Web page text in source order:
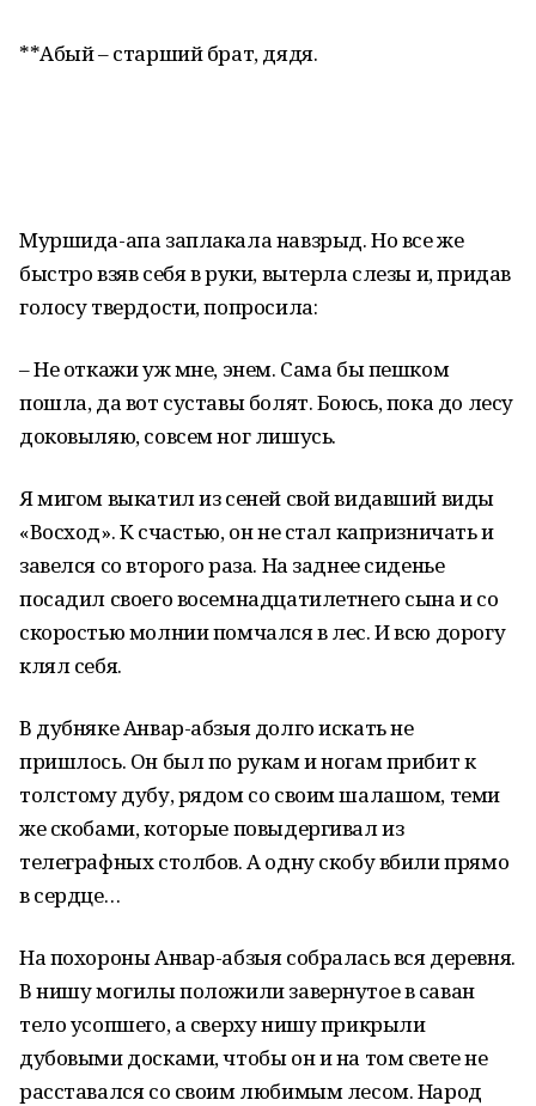
**Абый – старший брат, дядя.
Муршида-апа заплакала навзрыд. Но все же
быстро взяв себя в руки, вытерла слезы и, придав
голосу твердости, попросила:
– Не откажи уж мне, энем. Сама бы пешком
пошла, да вот суставы болят. Боюсь, пока до лесу
доковыляю, совсем ног лишусь.
Я мигом выкатил из сеней свой видавший виды
«Восход». К счастью, он не стал капризничать и
завелся со второго раза. На заднее сиденье
посадил своего восемнадцатилетнего сына и со
скоростью молнии помчался в лес. И всю дорогу
клял себя.
В дубняке Анвар-абзыя долго искать не
пришлось. Он был по рукам и ногам прибит к
толстому дубу, рядом со своим шалашом, теми
же скобами, которые повыдергивал из
телеграфных столбов. А одну скобу вбили прямо
в сердце…
На похороны Анвар-абзыя собралась вся деревня.
В нишу могилы положили завернутое в саван
тело усопшего, а сверху нишу прикрыли
дубовыми досками, чтобы он и на том свете не
расставался со своим любимым лесом. Народ